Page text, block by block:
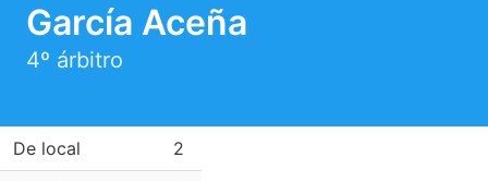
García Aceña
4º árbitro
De local 2